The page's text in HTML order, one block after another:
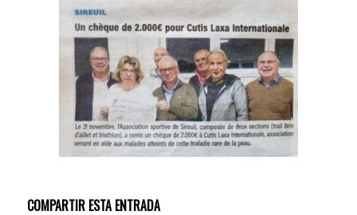
COMPARTIR ESTA ENTRADA